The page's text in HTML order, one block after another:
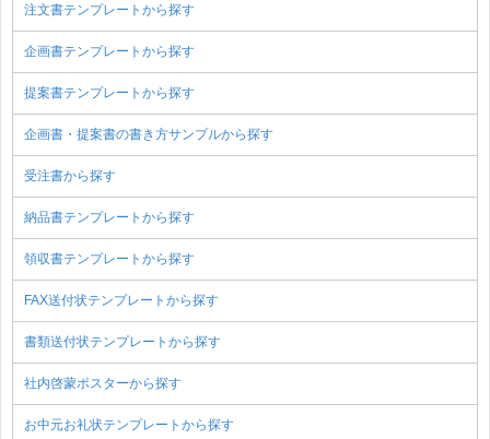
注文書テンプレートから探す
企画書テンプレートから探す
提案書テンプレートから探す
企画書・提案書の書き方サンプルから探す
受注書から探す
納品書テンプレートから探す
領収書テンプレートから探す
FAX送付状テンプレートから探す
書類送付状テンプレートから探す
社内啓蒙ポスターから探す
お中元お礼状テンプレートから探す